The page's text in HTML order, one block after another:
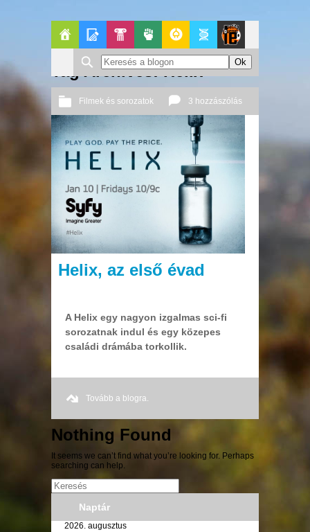
FőoldalBlogokPop-
Kult
PolitikaGeekZone
Journal
Tag Archives: Helix
Filmek és sorozatok 3 hozzászólás
2014 04. 27. Őri András
Helix, az első évad
A Helix egy nagyon izgalmas sci-fi
sorozatnak indul és egy közepes
családi drámába torkollik.
Tovább a blogra.
Nothing Found
It seems we can’t find what you’re looking for. Perhaps
searching can help.
Naptár
2026. augusztus